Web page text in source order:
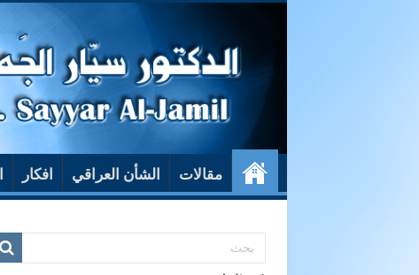
مقالات الشأن العراقي افكار